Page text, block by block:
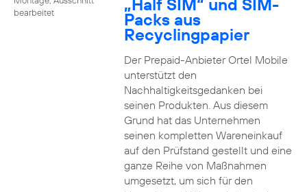
bearbeitet
„Half SIM“ und SIM-
Packs aus
Recyclingpapier
Der Prepaid-Anbieter Ortel Mobile
unterstützt den
Nachhaltigkeitsgedanken bei
seinen Produkten. Aus diesem
Grund hat das Unternehmen
seinen kompletten Wareneinkauf
auf den Prüfstand gestellt und eine
ganze Reihe von Maßnahmen
umgesetzt, um sich für den